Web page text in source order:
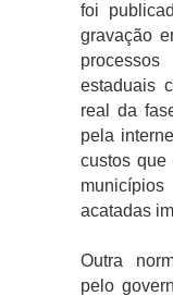
foi
gravação
estaduais
real da
pela
custos que
acatadas
Outra
pelo